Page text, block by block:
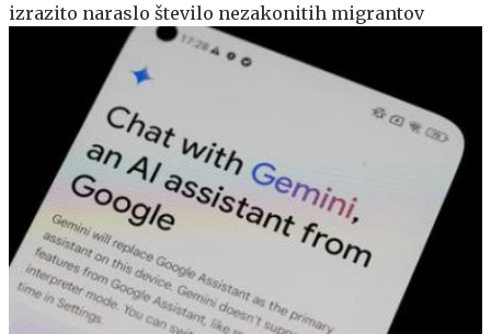
izrazito naraslo število nezakonitih migrantov